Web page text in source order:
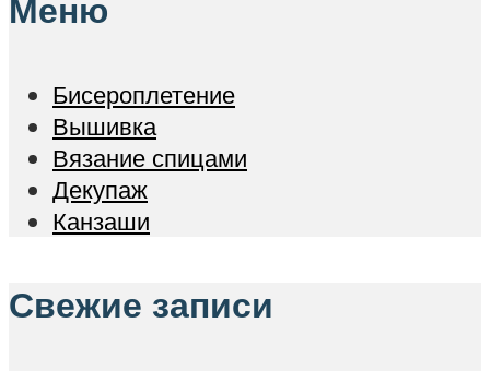
Меню
Бисероплетение
Вышивка
Вязание спицами
Декупаж
Канзаши
Свежие записи